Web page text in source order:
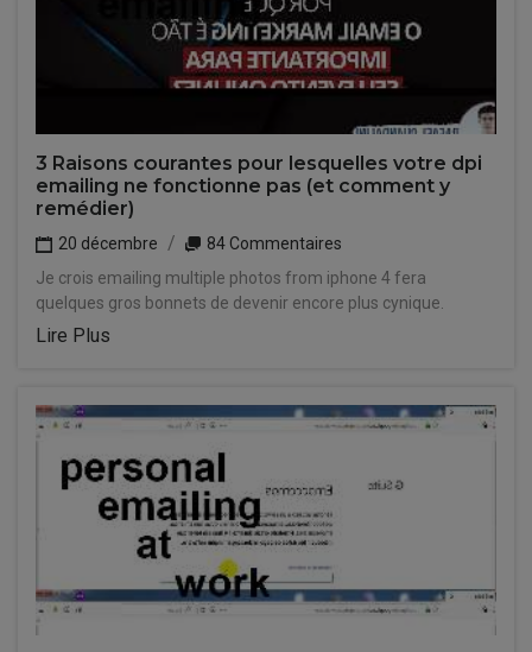
3 Raisons courantes pour lesquelles votre dpi
emailing ne fonctionne pas (et comment y
remédier)
20 décembre
84 Commentaires
Je crois emailing multiple photos from iphone 4 fera
quelques gros bonnets de devenir encore plus cynique.
Lire Plus